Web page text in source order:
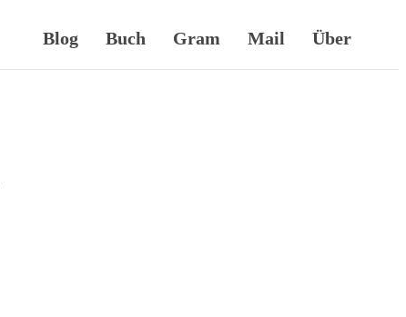
Blog Buch Gram Mail Über